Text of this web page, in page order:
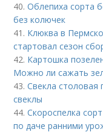
40.Облепиха сорта
без колючек
41. Клюква в
стартовал сезон
42. Картошка
Можно ли сажать
43.Свекла столовая
свеклы
44.Скороспелка
по даче ранними